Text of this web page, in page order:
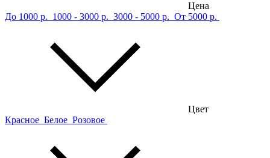
Цена
До 1000 р. 1000 - 3000 р. 3000 - 5000 р. От 5000 р.
Цвет
Красное Белое Розовое